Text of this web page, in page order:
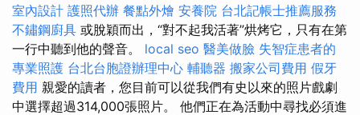
室內設計 護照代辦 餐點外燴 安養院 台北記帳士推薦服務
不鏽鋼廚具 或脫穎而出，“對不起我活著”烘烤它，只有在第
一行中聽到他的聲音。 local seo 醫美做臉 失智症患者的
專業照護 台北台胞證辦理中心 輔聽器 搬家公司費用 假牙
費用 親愛的讀者，您目前可以從我們有史以來的照片戲劇
中選擇超過314,000張照片。 他們正在為活動中尋找必須進